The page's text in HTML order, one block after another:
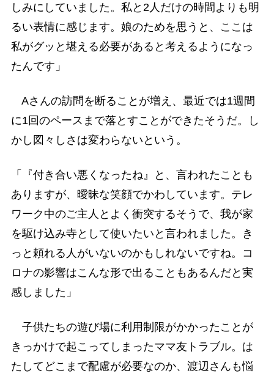
しみにしていました。私と2人だけの時間よりも明
るい表情に感じます。娘のためを思うと、ここは
私がグッと堪える必要があると考えるようになっ
たんです」
Aさんの訪問を断ることが増え、最近では1週間
に1回のペースまで落とすことができたそうだ。し
かし図々しさは変わらないという。
「『付き合い悪くなったね』と、言われたことも
ありますが、曖昧な笑顔でかわしています。テレ
ワーク中のご主人とよく衝突するそうで、我が家
を駆け込み寺として使いたいと言われました。き
っと頼れる人がいないのかもしれないですね。コ
ロナの影響はこんな形で出ることもあるんだと実
感しました」
子供たちの遊び場に利用制限がかかったことが
きっかけで起こってしまったママ友トラブル。は
たしてどこまで配慮が必要なのか、渡辺さんも悩